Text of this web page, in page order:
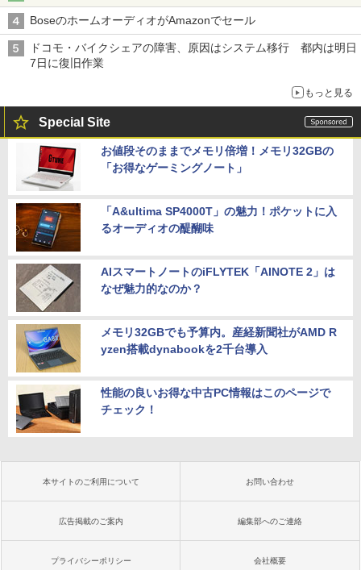
BoseのホームオーディオがAmazonでセール
ドコモ・バイクシェアの障害、原因はシステム移行 都内は明日
7日に復旧作業
もっと見る
Special Site
お値段そのままでメモリ倍増！メモリ32GBの
「お得なゲーミングノート」
「A&ultima SP4000T」の魅力！ポケットに入
るオーディオの醍醐味
AIスマートノートのiFLYTEK「AINOTE 2」は
なぜ魅力的なのか？
メモリ32GBでも予算内。産経新聞社がAMD R
yzen搭載dynabookを2千台導入
性能の良いお得な中古PC情報はこのページで
チェック！
本サイトのご利用について お問い合わせ
広告掲載のご案内 編集部へのご連絡
プライバシーポリシー 会社概要